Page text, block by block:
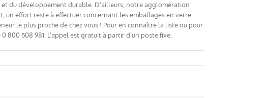
du développement durable. D’ailleurs, notre agglomération
un effort reste à effectuer concernant les emballages en verre
le plus proche de chez vous ! Pour en connaître la liste ou pour
508 981. L’appel est gratuit à partir d’un poste fixe.